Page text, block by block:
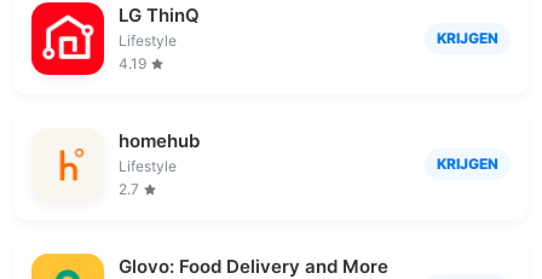
LG ThinQ
Lifestyle
4.19
KRIJGEN
homehub
Lifestyle
2.7
KRIJGEN
Glovo: Food Delivery and More